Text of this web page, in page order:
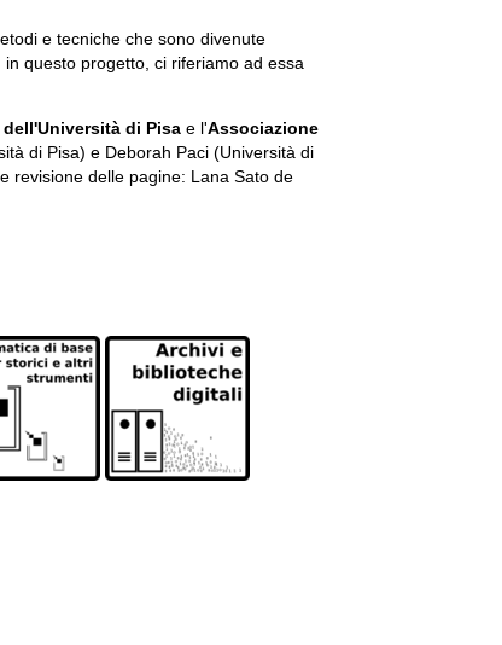
e tecniche che sono divenute
questo progetto, ci riferiamo ad essa
di Pisa e l'Associazione
di Pisa) e Deborah Paci (Università di
revisione delle pagine: Lana Sato de